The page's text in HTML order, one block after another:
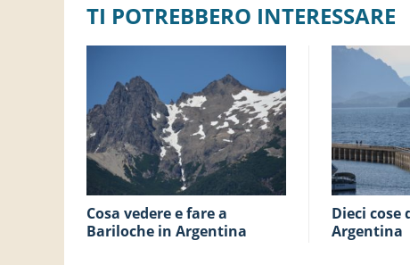
TI POTREBBERO INTERESSARE
Cosa vedere e fare a
Bariloche in Argentina
Dieci cose da vedere in
Argentina